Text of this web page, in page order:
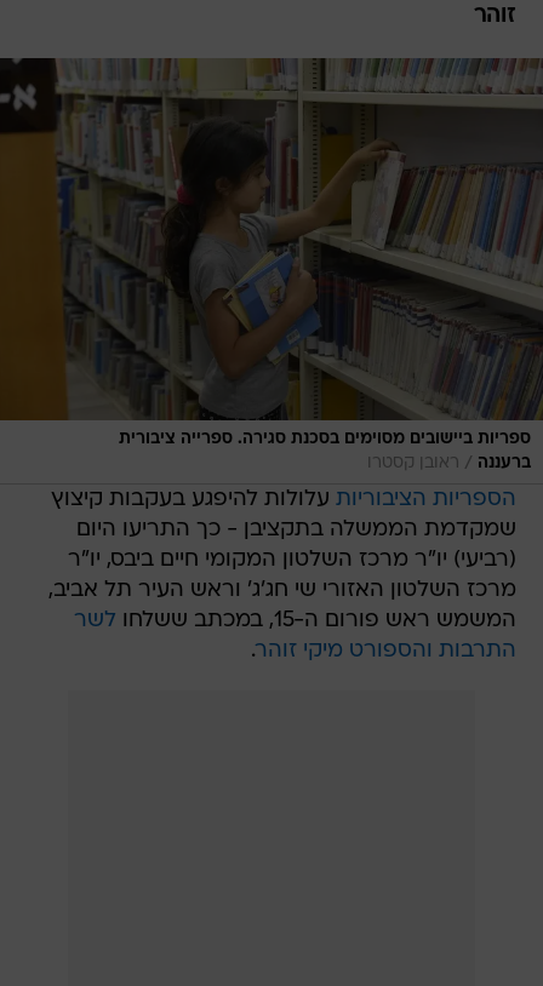
זוהר
ספריות ביישובים מסוימים בסכנת סגירה. ספרייה ציבורית
ברעננה / ראובן קסטרו
הספריות הציבוריות עלולות להיפגע בעקבות קיצוץ
שמקדמת הממשלה בתקציבן - כך התריעו היום
(רביעי) יו"ר מרכז השלטון המקומי חיים ביבס, יו"ר
מרכז השלטון האזורי שי חג'ג' וראש העיר תל אביב,
המשמש ראש פורום ה-15, במכתב ששלחו
לשר
התרבות והספורט מיקי זוהר.